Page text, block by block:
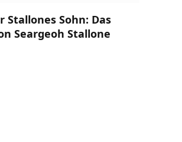
Stallones Sohn: Das
Seargeoh Stallone